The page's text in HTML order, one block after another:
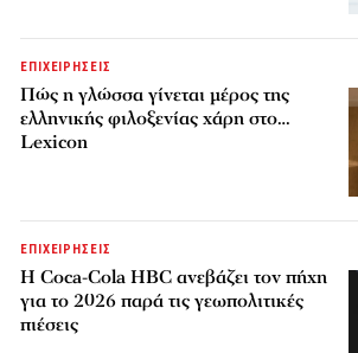
ΕΠΙΧΕΙΡΗΣΕΙΣ
Πώς η γλώσσα γίνεται μέρος της
ελληνικής φιλοξενίας χάρη στο…
Lexicon
ΕΠΙΧΕΙΡΗΣΕΙΣ
Η Coca-Cola HBC ανεβάζει τον πήχη
για το 2026 παρά τις γεωπολιτικές
πιέσεις